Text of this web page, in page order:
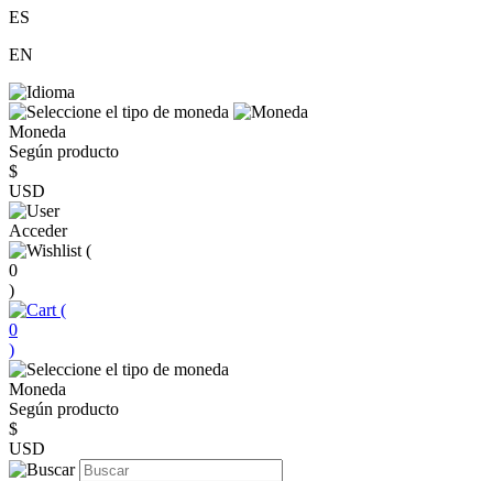
ES
EN
Moneda
Según producto
$
USD
Acceder
(
0
)
(
0
)
Moneda
Según producto
$
USD